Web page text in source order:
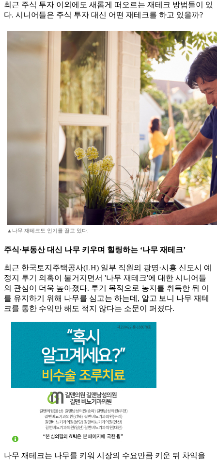
최근 주식 투자 이외에도 새롭게 떠오르는 재테크 방법들이 있
다. 시니어들은 주식 투자 대신 어떤 재테크를 하고 있을까?
▲나무 재테크도 인기를 끌고 있다.
주식·부동산 대신 나무 키우며 힐링하는 ‘나무 재테크’
최근 한국토지주택공사(LH) 일부 직원의 광명·시흥 신도시 예
정지 투기 의혹이 불거지면서 '나무 재테크'에 대한 시니어들
의 관심이 더욱 높아졌다. 투기 목적으로 농지를 취득한 뒤 이
를 유지하기 위해 나무를 심고는 하는데, 알고 보니 나무 재테
크를 통한 수익만 해도 적지 않다는 소문이 퍼졌다.
나무 재테크는 나무를 키워 시장의 수요만큼 키운 뒤 차익을